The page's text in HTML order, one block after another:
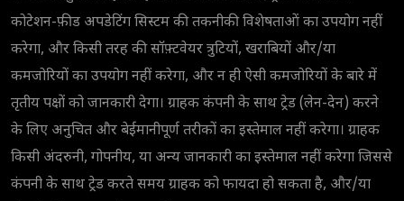
कोटेशन-फ़ीड अपडेटिंग सिस्टम की तकनीकी विशेषताओं का उपयोग नहीं
करेगा, और किसी तरह की सॉफ़्टवेयर त्रुटियों, खराबियों और/या
कमजोरियों का उपयोग नहीं करेगा, और न ही ऐसी कमजोरियों के बारे में
तृतीय पक्षों को जानकारी देगा। ग्राहक कंपनी के साथ ट्रेड (लेन-देन) करने
के लिए अनुचित और बेईमानीपूर्ण तरीकों का इस्तेमाल नहीं करेगा। ग्राहक
किसी अंदरुनी, गोपनीय, या अन्य जानकारी का इस्तेमाल नहीं करेगा जिससे
कंपनी के साथ ट्रेड करते समय ग्राहक को फायदा हो सकता है, और/या